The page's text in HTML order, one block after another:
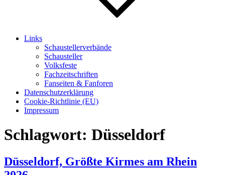
Links
Schaustellerverbände
Schausteller
Volksfeste
Fachzeitschriften
Fanseiten & Fanforen
Datenschutzerklärung
Cookie-Richtlinie (EU)
Impressum
Schlagwort: Düsseldorf
Düsseldorf, Größte Kirmes am Rhein